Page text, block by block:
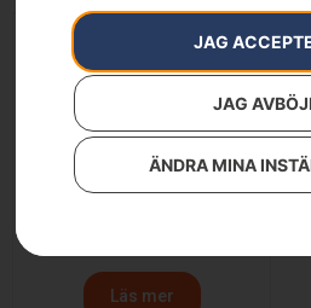
JAG
JAG
ÄNDRA MINA
Husqvarna DH110 FLXi
Läs mer